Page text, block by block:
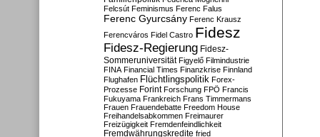
Felcsút Feminismus Ferenc Falus
Ferenc Gyurcsány Ferenc Krausz
Ferencváros Fidel Castro Fidesz
Fidesz-Regierung Fidesz-
Sommeruniversität Figyelő Filmindustrie
FINA Financial Times Finanzkrise Finnland
Flughafen Flüchtlingspolitik Forex-
Prozesse Forint Forschung FPÖ Francis
Fukuyama Frankreich Frans Timmermans
Frauen Frauendebatte Freedom House
Freihandelsabkommen Freimaurer
Freizügigkeit Fremdenfeindlichkeit
Fremdwährungskredite fried